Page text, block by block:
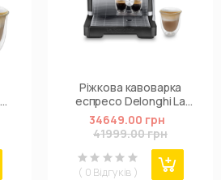
Ріжкова кавоварка
еспресо Delonghi La
Specialista Prestigio
EC9355.BM
34649.00 грн
41999.00 грн
( 0 Відгуків )